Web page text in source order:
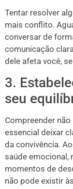
Tentar resolver
mais conflito.
conversar de
comunicação
dele afeta você,
3.
seu
Compreender
essencial deixar
da convivência.
saúde emocional,
momentos de
não pode existir